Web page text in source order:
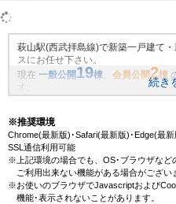
萩山駅(西武拝島線)で新築一戸建て
スにお任せ下さい。
現在 一般公開19棟 会員公開2棟
す。
藤和ハウスは地域密着・創業51年、
す。藤和ハウスで理想の新築一戸建
続き
※推奨環境
Chrome(最新版)･Safari(最新版)･Edge(最
SSL通信利用可能
※上記環境の場合でも、OS･ブラウザなど
ご利用出来ない機能がある場合がござい
※お使いのブラウザでJavascriptおよび
機能･表示されないことがあります。